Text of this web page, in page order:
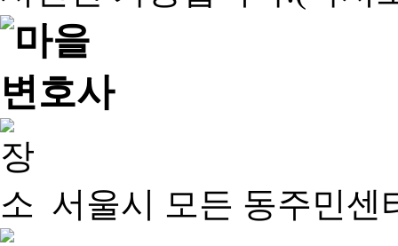
서울시 모든 동주민센